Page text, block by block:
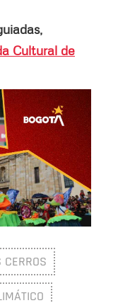
Cultural de
CERROS